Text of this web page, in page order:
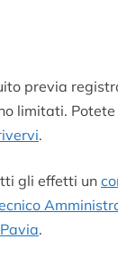
previa
limitati. Potete
.
gli effetti un
.